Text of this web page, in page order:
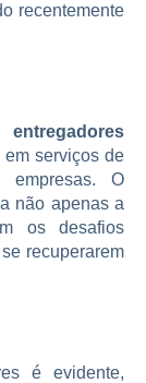
recentemente
entregadores
serviços de
empresas. O
não apenas a
os desafios
recuperarem
é evidente,